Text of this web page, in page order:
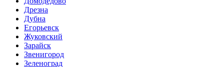
Дрезна
Дубна
Егорьевск
Жуковский
Зарайск
Звенигород
Зеленоград